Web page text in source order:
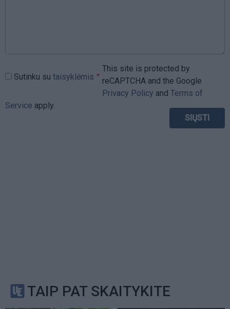
Sutinku su taisyklėmis
This site is protected by
reCAPTCHA and the Google
Privacy Policy and Terms of
Service apply.
TAIP PAT SKAITYKITE